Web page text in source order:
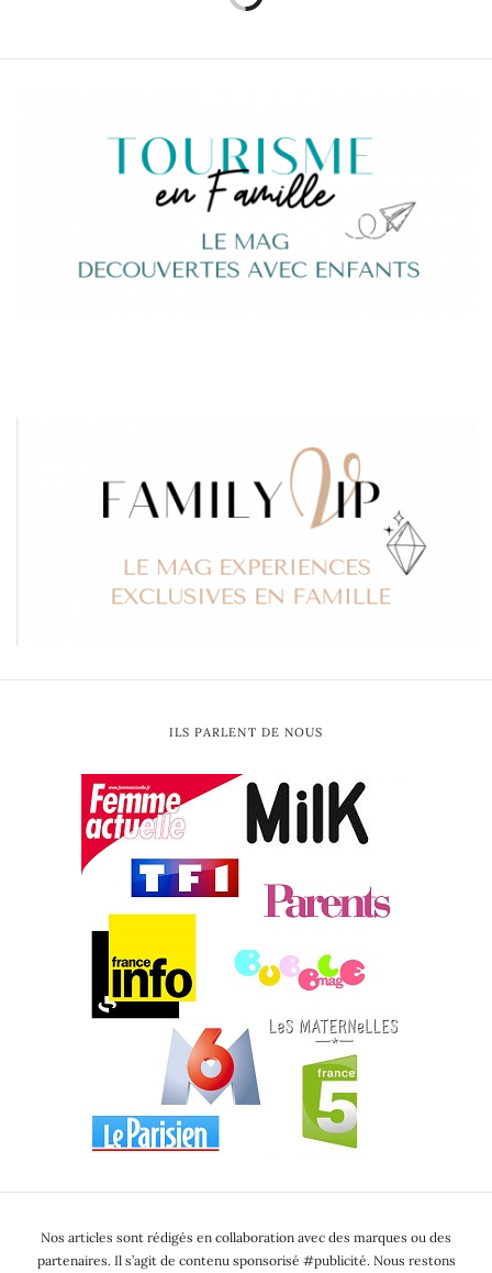
ILS PARLENT DE NOUS
Nos articles sont rédigés en collaboration avec des marques ou des
partenaires. Il s’agit de contenu sponsorisé #publicité. Nous restons